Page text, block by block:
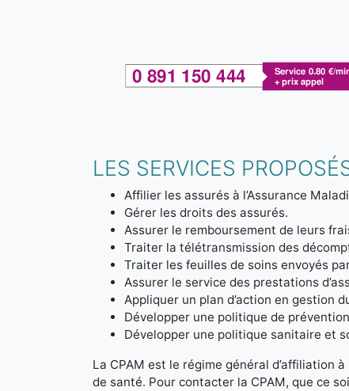
LES SERVICES
Affilier les assurés à l’Assurance
Gérer les droits des assurés.
Assurer le remboursement de leurs
Traiter la télétransmission des
Traiter les feuilles de soins envoyés
Assurer le service des prestations
Appliquer un plan d’action en gestion
Développer une politique de
Développer une politique sanitaire et
La CPAM est le régime général d’affiliation
de santé. Pour contacter la CPAM, que ce